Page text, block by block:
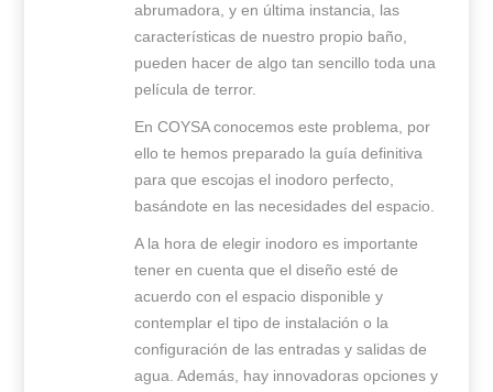
abrumadora, y en última instancia, las
características de nuestro propio baño,
pueden hacer de algo tan sencillo toda una
película de terror.
En COYSA conocemos este problema, por
ello te hemos preparado la guía definitiva
para que escojas el inodoro perfecto,
basándote en las necesidades del espacio.
A la hora de elegir inodoro es importante
tener en cuenta que el diseño esté de
acuerdo con el espacio disponible y
contemplar el tipo de instalación o la
configuración de las entradas y salidas de
agua. Además, hay innovadoras opciones y